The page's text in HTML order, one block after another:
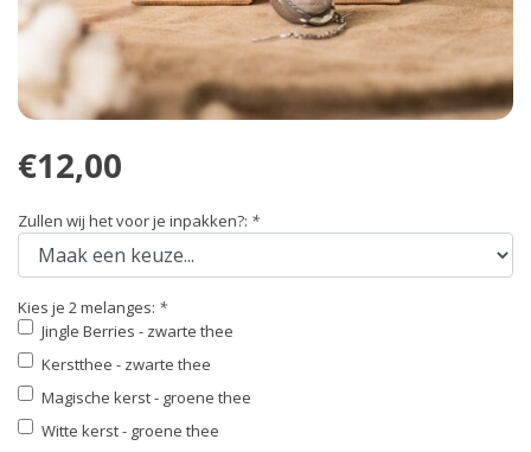
€12,00
Zullen wij het voor je inpakken?: *
Kies je 2 melanges: *
Jingle Berries - zwarte thee
Kerstthee - zwarte thee
Magische kerst - groene thee
Witte kerst - groene thee